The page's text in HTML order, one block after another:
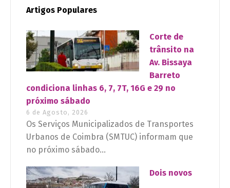
Artigos Populares
Corte de
trânsito na
Av. Bissaya
Barreto
condiciona linhas 6, 7, 7T, 16G e 29 no
próximo sábado
6 de Agosto, 2026
Os Serviços Municipalizados de Transportes
Urbanos de Coimbra (SMTUC) informam que
no próximo sábado...
Dois novos